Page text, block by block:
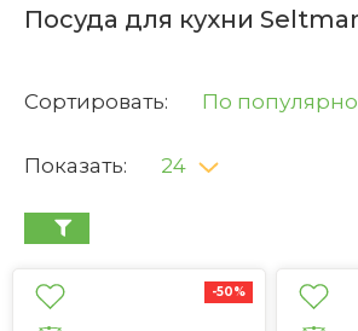
Посуда для кухни
Сортировать: По
Показать: 24
-50%